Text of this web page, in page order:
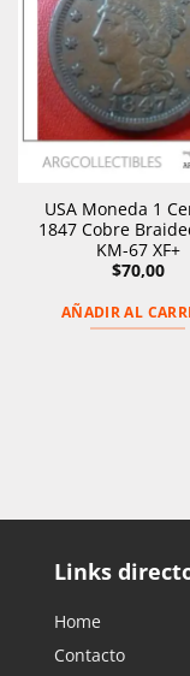
USA Moneda 1
1847 Cobre
KM-67 XF+
$70,00
AÑADIR AL
Links
Home
Contacto